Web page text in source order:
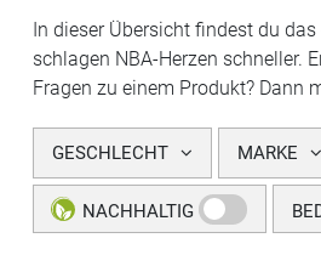
In dieser Übersicht findest du
schlagen NBA-Herzen schneller.
Fragen zu einem Produkt? Dann
GESCHLECHT MARKE
NACHHALTIG